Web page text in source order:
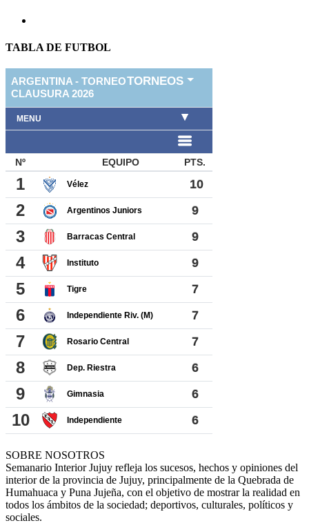
TABLA DE FUTBOL
SOBRE NOSOTROS
Semanario Interior Jujuy refleja los sucesos, hechos y opiniones del
interior de la provincia de Jujuy, principalmente de la Quebrada de
Humahuaca y Puna Jujeña, con el objetivo de mostrar la realidad en
todos los ámbitos de la sociedad; deportivos, culturales, políticos y
sociales.